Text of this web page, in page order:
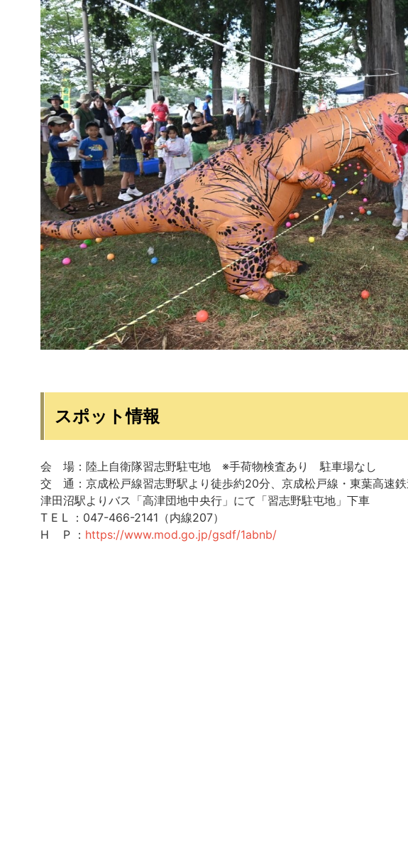
スポット情報
会 場：陸上自衛隊習志野駐屯地 ※手荷物検査あり 駐車場なし
交 通：京成松戸線習志野駅より徒歩約20分、京成松戸線・東葉高速
津田沼駅よりバス「高津団地中央行」にて「習志野駐屯地」下車
T E L ：047-466-2141（内線207）
H P ： https://www.mod.go.jp/gsdf/1abnb/